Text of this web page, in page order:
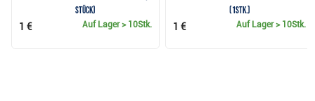
Stück)
Auf Lager> 10Stk.
1 €
(1Stk.)
Auf Lager> 10Stk.
1 €